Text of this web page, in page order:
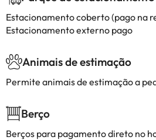
Estacionamento coberto (pago na
Estacionamento externo pago
Animais de estimação
Permite animais de estimação a
Berço
Berços para pagamento direto no